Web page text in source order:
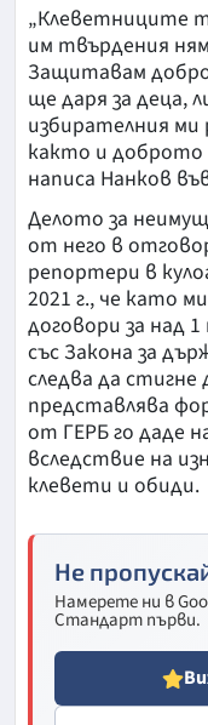
„Клеветниците
им твърдения
Защитавам
ще даря за деца,
избирателния
както и доброто
написа Нанков
Делото за
от него в
репортери в
2021 г., че като
договори за над 1
със Закона за
следва да
представлява
от ГЕРБ го даде
вследствие на
клевети и обиди.
Не
Намерете ни в
Стандарт първи.